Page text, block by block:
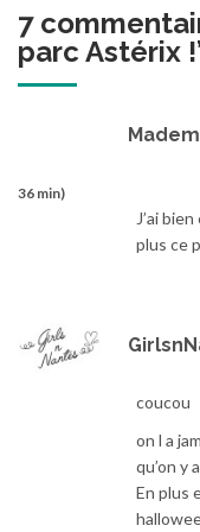
7
parc Astérix !
36 min)
J’ai
plus ce
coucou
on l a
qu’on y
En plus